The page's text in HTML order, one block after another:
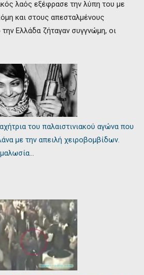
λαός εξέφρασε την λύπη του με
και στους απεσταλμένους
Ελλάδα ζήταγαν συγγνώμη, οι
του παλαιστινιακού αγώνα που
με την απειλή χειροβομβίδων.